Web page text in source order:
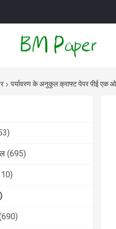
पर्यावरण के अनुकूल क्राफ्ट पेपर पीई एक
(695)